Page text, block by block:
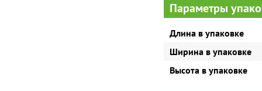
Параметры
Длина в упаковке
Ширина в упаковке
Высота в упаковке